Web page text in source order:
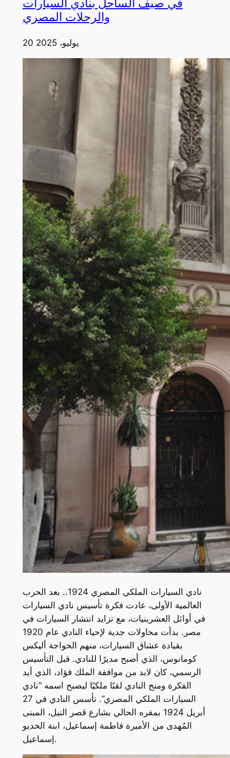
في صيف الساحل بنادي السيارات
والرحلات المصري
20 يوليو، 2025
نادي السيارات الملكي المصري 1924.. بعد الحرب
العالمية الأولى، عادت فكرة تأسيس نادي السيارات
في أوائل العشرينيات، مع تزايد انتشار السيارات في
مصر. بدأت محاولات جدية لإحياء النادي عام 1920
بقيادة عشاق السيارات، منهم الخواجة أليكس
كومانوس، الذي أصبح مديرًا للنادي. قبل التأسيس
الرسمي، كان لابد من موافقة الملك فؤاد، الذي أيد
الفكرة ومنح النادي لقبًا ملكيًا ليصبح اسمه “نادي
السيارات الملكي المصري”. تأسس النادي في 27
أبريل 1924 بمقره الحالي بشارع قصر النيل، المبنى
المُهدى من الأميرة فاطمة إسماعيل، ابنة الخديو
إسماعيل.